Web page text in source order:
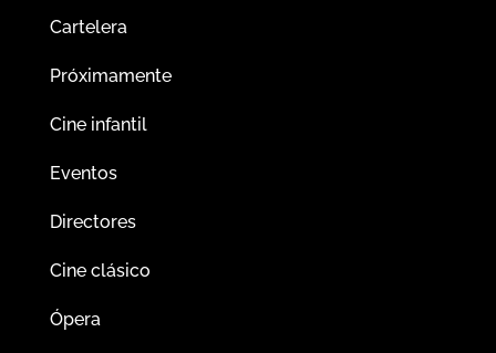
Cartelera
Próximamente
Cine infantil
Eventos
Directores
Cine clásico
Ópera